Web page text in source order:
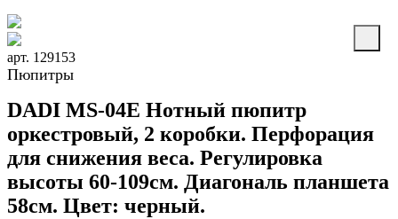
арт. 129153
Пюпитры
DADI MS-04E Нотный пюпитр
оркестровый, 2 коробки. Перфорация
для снижения веса. Регулировка
высоты 60-109см. Диагональ планшета
58см. Цвет: черный.